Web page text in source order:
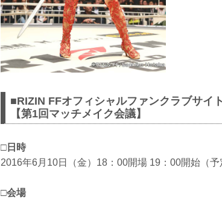
■RIZIN FFオフィシャルファンクラブサイ
【第1回マッチメイク会議】
□日時
2016年6月10日（金）18：00開場 19：00開始（予
□会場